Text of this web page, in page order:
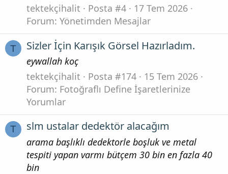
tektekçihalit
Posta #4
17 Tem 2026
Forum: Yönetimden Mesajlar
T Sizler İçin Karışık Görsel Hazırladım.
eywallah koç
tektekçihalit
Posta #174
15 Tem 2026
Forum: Fotoğraflı Define İşaretlerinize
Yorumlar
T slm ustalar dedektör alacağım
arama başlıklı dedektorle boşluk ve metal
tespiti yapan varmı bütçem 30 bin en fazla 40
bin